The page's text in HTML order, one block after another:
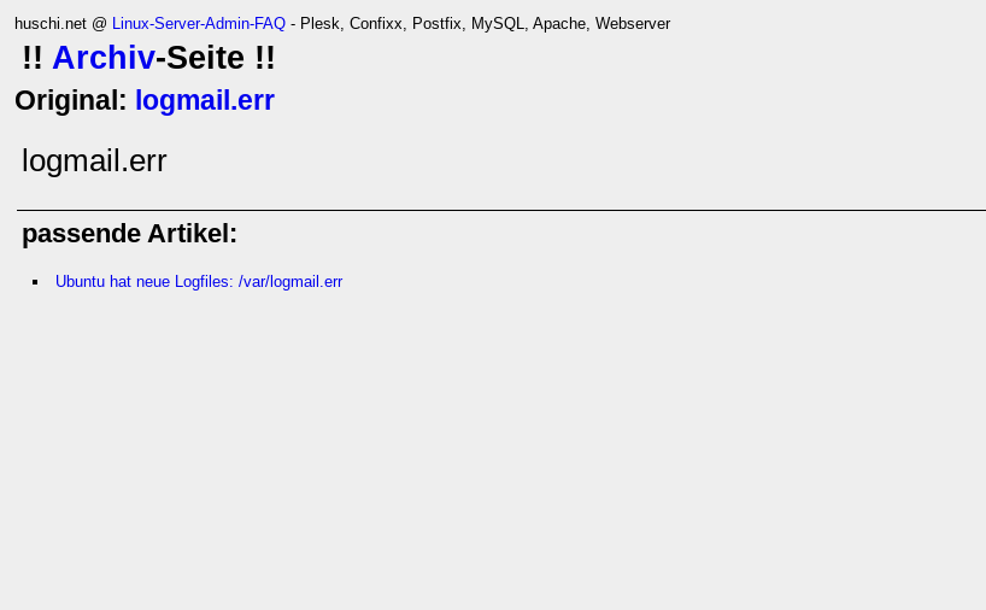
huschi.net @ Linux-Server-Admin-FAQ - Plesk, Confixx, Postfix, MySQL, Apache, Webserver
!! Archiv-Seite !!
Original: logmail.err
logmail.err
passende Artikel:
Ubuntu hat neue Logfiles: /var/logmail.err